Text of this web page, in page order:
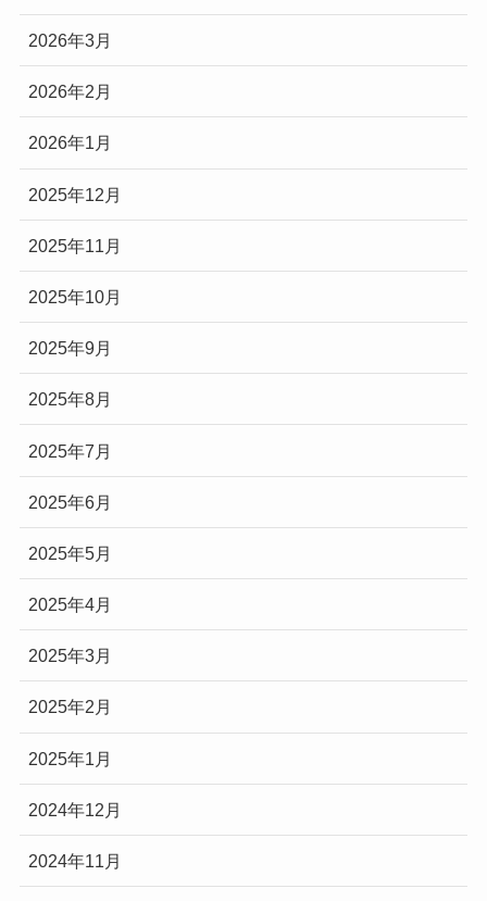
2026年3月
2026年2月
2026年1月
2025年12月
2025年11月
2025年10月
2025年9月
2025年8月
2025年7月
2025年6月
2025年5月
2025年4月
2025年3月
2025年2月
2025年1月
2024年12月
2024年11月